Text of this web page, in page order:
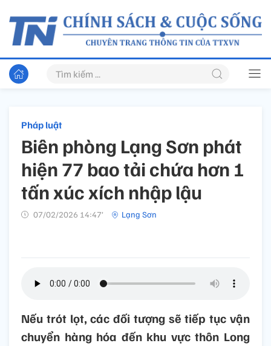
Pháp luật
Biên phòng Lạng Sơn phát
hiện 77 bao tải chứa hơn 1
tấn xúc xích nhập lậu
07/02/2026 14:47’ Lạng Sơn
Nếu trót lọt, các đối tượng sẽ tiếp tục vận
chuyển hàng hóa đến khu vực thôn Long